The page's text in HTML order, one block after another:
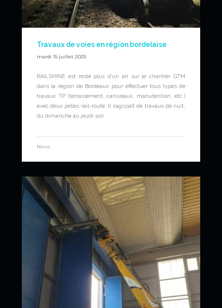
Travaux de voies en région bordelaise
mardi 15 juillet 2025
RAILSHINE est resté plus d’un an sur le chantier GTM
dans la région de Bordeaux pour effectuer tous types de
travaux TP (terrassement, caniveaux, manutention, etc.)
avec deux pelles rail-route. Il s’agissait de travaux de nuit,
du dimanche au jeudi soir.
News